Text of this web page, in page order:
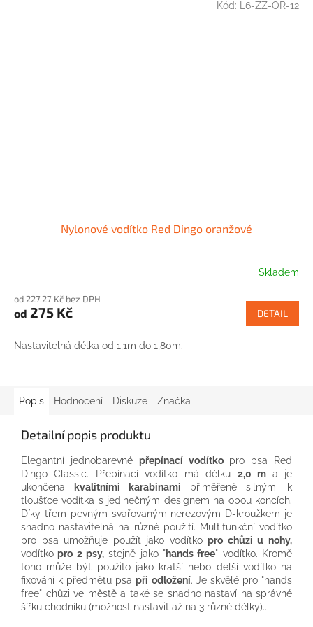
Nylonové vodítko Red Dingo oranžové
Skladem
od 227,27 Kč bez DPH
od 275 Kč DETAIL
Nastavitelná délka od 1,1m do 1,80m.
Kód: L6-ZZ-OR-12
Popis Hodnocení Diskuze Značka
Detailní popis produktu
Elegantní jednobarevné přepínací vodítko pro psa Red
Dingo Classic. Přepínací vodítko má délku 2,0 m a je
ukončena
kvalitními karabinami přiměřeně silnými k
tloušťce vodítka s jedinečným designem na obou koncích.
Díky třem pevným svařovaným nerezovým D-kroužkem je
snadno nastavitelná na různé použití. Multifunkční vodítko
pro psa umožňuje použít jako vodítkopro chůzi u nohy,
vodítko pro 2 psy, stejně jako "hands free" vodítko. Kromě
toho může být použito jako kratší nebo delší vodítko na
fixování k předmětu psapři odložení. Je skvělé pro "hands
free" chůzi ve městě a také se snadno nastaví na správné
šířku chodníku (možnost nastavit až na 3 různé délky)..